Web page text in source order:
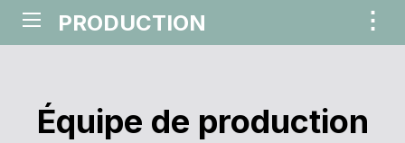
PRODUCTION ⋮
Équipe de production